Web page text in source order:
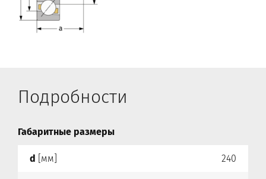
Подробности
Габаритные размеры
d [мм] 240